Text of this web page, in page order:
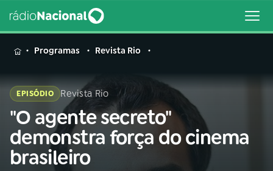
MENU
Buscar
na
Rádio
Nacional
Buscar
Programas Revista Rio
EPISÓDIO Revista Rio
"O agente secreto"
demonstra força do cinema
brasileiro